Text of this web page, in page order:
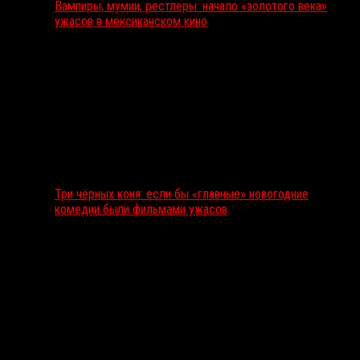
Вампиры, мумии, рестлеры: начало «золотого века»
ужасов в мексиканском кино
Три чёрных коня: если бы «главные» новогодние
комедии были фильмами ужасов